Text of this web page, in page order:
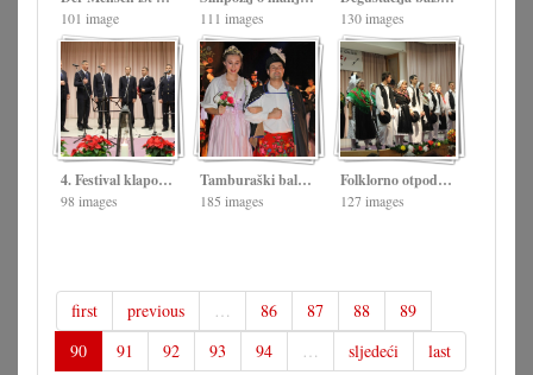
101 image 111 images 130 images
4. Festival klapov Vulkaprodštof 23.11.2014.
98 images
Tamburaški bal Uzlop 2014.
185 images
Folklorno otpodne Poljanci 2014.
127 images
first previous … 86 87 88
89
90
91 92 93 94 … sljedeći last